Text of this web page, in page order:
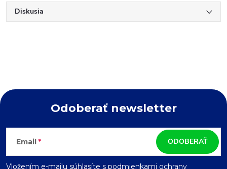
Diskusia
Z
á
Odoberať newsletter
Email
Vložením e-mailu súhlasíte s podmienkami ochrany
ODOBERAŤ